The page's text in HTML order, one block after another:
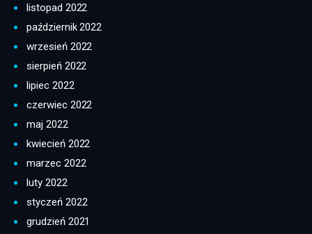
listopad 2022
październik 2022
wrzesień 2022
sierpień 2022
lipiec 2022
czerwiec 2022
maj 2022
kwiecień 2022
marzec 2022
luty 2022
styczeń 2022
grudzień 2021